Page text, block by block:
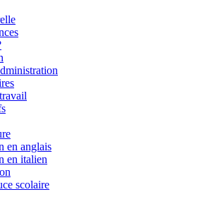
et solidaires sur le territoire de
en anglais
en italien
scolaire